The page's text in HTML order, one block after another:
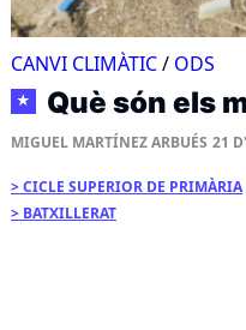
CANVI CLIMÀTIC/ ODS
★ Què són els
MIGUEL MARTÍNEZ ARBUÉS 21
CICLE SUPERIOR DE PRIMÀRIA
BATXILLERAT